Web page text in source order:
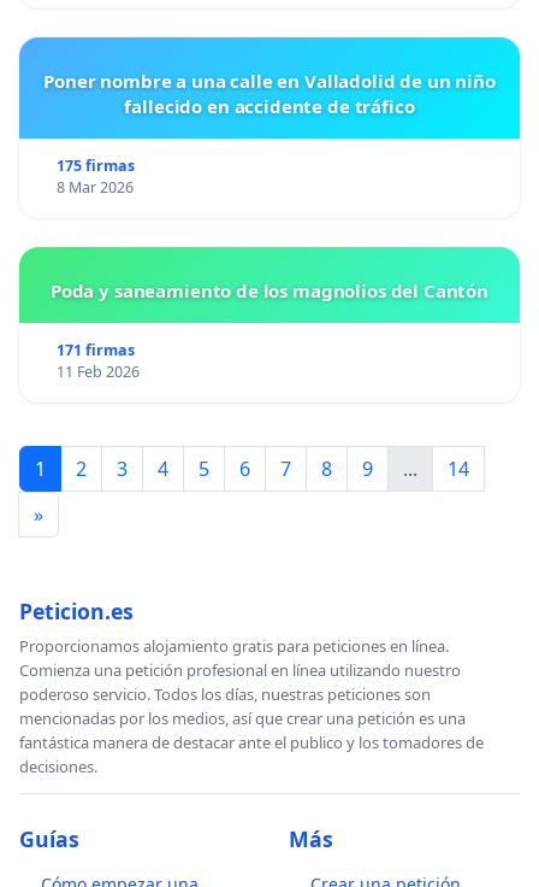
Poner nombre a una calle en Valladolid de un niño
fallecido en accidente de tráfico
175 firmas
8 Mar 2026
Poda y saneamiento de los magnolios del Cantón
171 firmas
11 Feb 2026
1 2 3 4 5 6 7 8 9 ...
14
»
Peticion.es
Proporcionamos alojamiento gratis para peticiones en línea.
Comienza una petición profesional en línea utilizando nuestro
poderoso servicio. Todos los días, nuestras peticiones son
mencionadas por los medios, así que crear una petición es una
fantástica manera de destacar ante el publico y los tomadores de
decisiones.
Guías Más